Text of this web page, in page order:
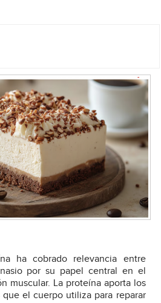
ha cobrado relevancia entre
por su papel central en el
muscular. La proteína aporta los
el cuerpo utiliza para reparar